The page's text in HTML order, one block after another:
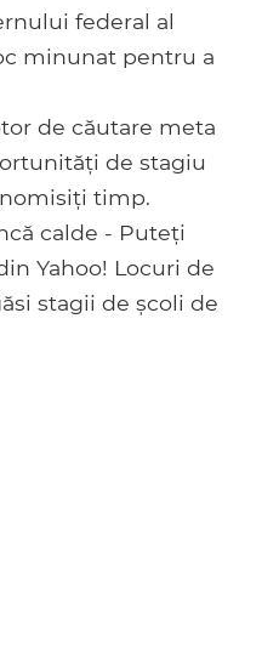
federal al
minunat pentru a
de căutare meta
de stagiu
timp.
calde - Puteți
Yahoo! Locuri de
stagii de școli de